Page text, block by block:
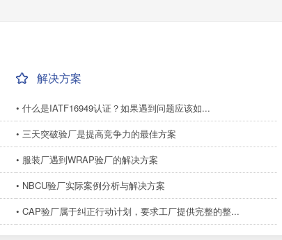
解决方案
• 什么是IATF16949认证？如果遇到问题应该如...
• 三天突破验厂是提高竞争力的最佳方案
• 服装厂遇到WRAP验厂的解决方案
• NBCU验厂实际案例分析与解决方案
• CAP验厂属于纠正行动计划，要求工厂提供完整的整...